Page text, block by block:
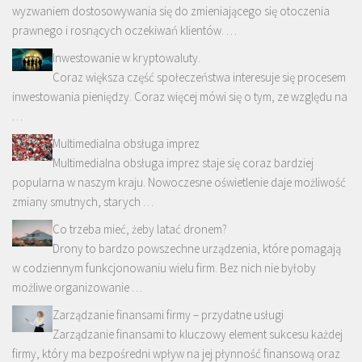
wyzwaniem dostosowywania się do zmieniającego się otoczenia
prawnego i rosnących oczekiwań klientów. …
Inwestowanie w kryptowaluty.
Coraz większa część społeczeństwa interesuje się procesem
inwestowania pieniędzy. Coraz więcej mówi się o tym, ze względu na
Multimedialna obsługa imprez
Multimedialna obsługa imprez staje się coraz bardziej
popularna w naszym kraju. Nowoczesne oświetlenie daje możliwość
zmiany smutnych, starych …
Co trzeba mieć, żeby latać dronem?
Drony to bardzo powszechne urządzenia, które pomagają
w codziennym funkcjonowaniu wielu firm. Bez nich nie byłoby
możliwe organizowanie …
Zarządzanie finansami firmy – przydatne usługi
Zarządzanie finansami to kluczowy element sukcesu każdej
firmy, który ma bezpośredni wpływ na jej płynność finansową oraz